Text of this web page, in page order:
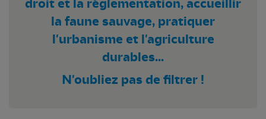
droit et la réglementation, accueillir
la faune sauvage, pratiquer
l'urbanisme et l'agriculture
durables...
N'oubliez pas de filtrer !